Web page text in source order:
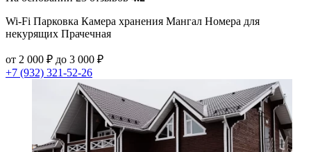
Wi-Fi Парковка Камера хранения Мангал Номера для
некурящих Прачечная
от 2 000 ₽ до 3 000 ₽
+7 (932) 321-52-26